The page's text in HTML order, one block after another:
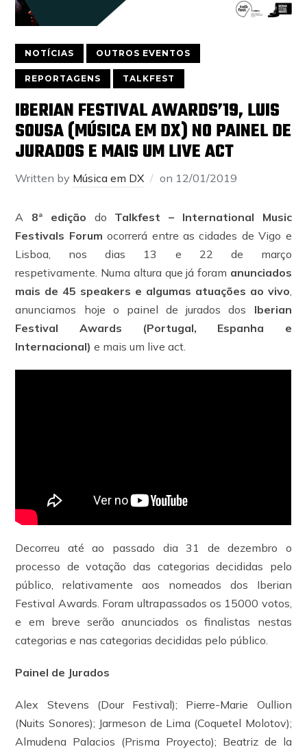
NOTÍCIAS OUTROS EVENTOS
REPORTAGENS TALKFEST
IBERIAN FESTIVAL AWARDS’19, LUIS
SOUSA (MÚSICA EM DX) NO PAINEL DE
JURADOS E MAIS UM LIVE ACT
Written by Música em DX on 12/01/2019
A 8ª edição do Talkfest – International Music
Festivals Forum ocorrerá entre as cidades de Vigo e
Lisboa, nos dias 13 e 22 de março
respetivamente. Numa altura que já foram anunciados
mais de 45 speakers e algumas atuações ao vivo,
anunciamos hoje o painel de jurados dos Iberian
Festival Awards (Portugal, Espanha e
Internacional) e mais um live act.
Decorreu até ao passado dia 31 de dezembro o
processo de votação das categorias decididas pelo
público, relativamente aos nomeados dos Iberian
Festival Awards. Foram ultrapassados os 15000 votos,
e em breve serão anunciados os finalistas nestas
categorias e nas categorias decididas pelo público.
Painel de Jurados
Alex Stevens (Dour Festival); Pierre-Marie Oullion
(Nuits Sonores); Jarmeson de Lima (Coquetel Molotov);
Almudena Palacios (Prisma Proyecto); Beatriz de la